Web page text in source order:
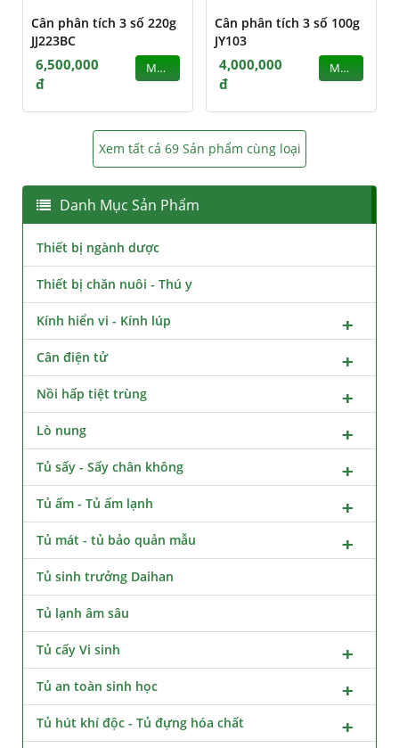
Cân phân tích 3 số 220g
JJ223BC
6,500,000
đ
MUA
Cân phân tích 3 số 100g
JY103
4,000,000
đ
MUA
Xem tất cả 69 Sản phẩm cùng loại
Danh Mục Sản Phẩm
Thiết bị ngành dược
Thiết bị chăn nuôi - Thú y
Kính hiển vi - Kính lúp
Cân điện tử
Nồi hấp tiệt trùng
Lò nung
Tủ sấy - Sấy chân không
Tủ ấm - Tủ ấm lạnh
Tủ mát - tủ bảo quản mẫu
Tủ sinh trưởng Daihan
Tủ lạnh âm sâu
Tủ cấy Vi sinh
Tủ an toàn sinh học
Tủ hút khí độc - Tủ đựng hóa chất